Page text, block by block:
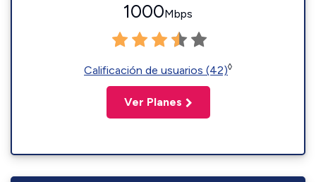
1000Mbps
Calificación de usuarios (42)◊
Ver Planes